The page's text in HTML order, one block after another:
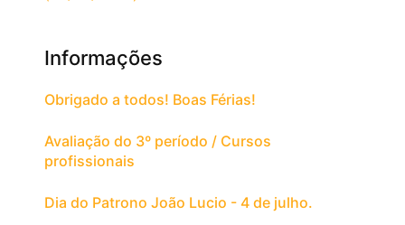
Informações
Obrigado a todos! Boas Férias!
Avaliação do 3º período / Cursos
profissionais
Dia do Patrono João Lucio - 4 de julho.